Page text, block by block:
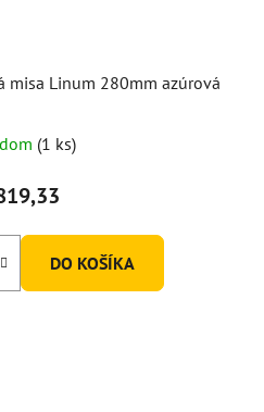
misa Linum 280mm azúrová
(1 ks)
DO KOŠÍKA